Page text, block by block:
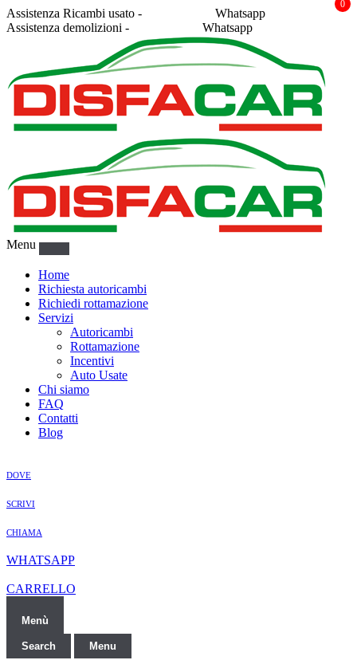
Assistenza Ricambi usato -
Whatsapp
Assistenza demolizioni -
Whatsapp
Menu
Home
Richiesta autoricambi
Richiedi rottamazione
Servizi
Autoricambi
Rottamazione
Incentivi
Auto Usate
Chi siamo
FAQ
Contatti
Blog
DOVE
SCRIVI
CHIAMA
WHATSAPP
0
CARRELLO
Menù
Search Menu